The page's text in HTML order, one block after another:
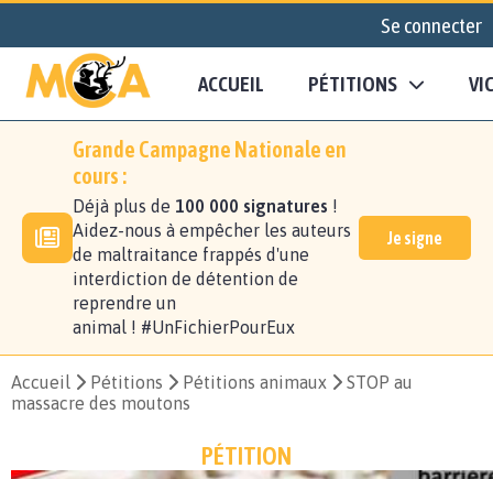
Se connecter
ACCUEIL PÉTITIONS
Grande Campagne Nationale en
cours :
Déjà plus de 100 000 signatures !
Aidez-nous à empêcher les auteurs
de maltraitance frappés d'une
interdiction de détention de
reprendre un
animal ! #UnFichierPourEux
Je signe
Accueil Pétitions Pétitions animaux
STOP au
massacre des moutons
PÉTITION